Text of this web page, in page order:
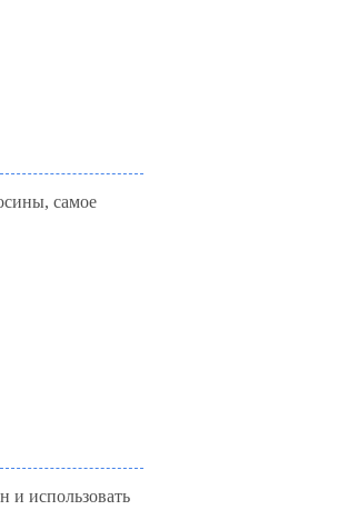
самое
и использовать